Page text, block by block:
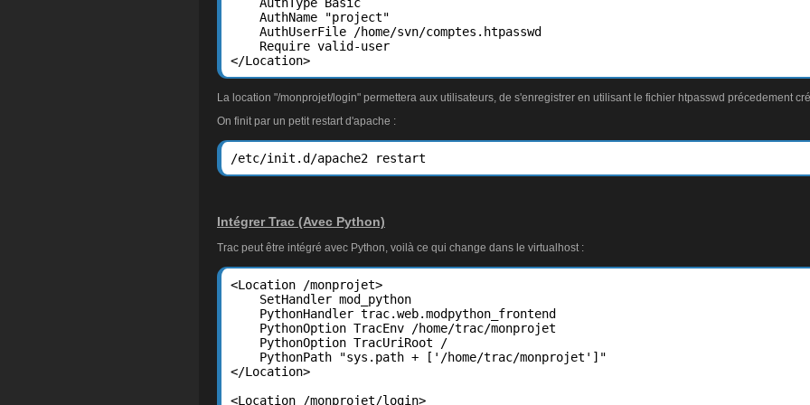
    AuthName "project"
    AuthUserFile /home/svn/comptes.htpasswd
    Require valid-user
</Location>
La location "/monprojet/login" permettera aux utilisateurs, de s'enregistrer en utilisant le fichier htpasswd précedement
On finit par un petit restart d'apache :
/etc/init.d/apache2 restart
Intégrer Trac (Avec Python)
Trac peut être intégré avec Python, voilà ce qui change dans le virtualhost :
<Location /monprojet>
    SetHandler mod_python
    PythonHandler trac.web.modpython_frontend
    PythonOption TracEnv /home/trac/monprojet
    PythonOption TracUriRoot /
    PythonPath "sys.path + ['/home/trac/monprojet']"
</Location>
<Location /monprojet/login>